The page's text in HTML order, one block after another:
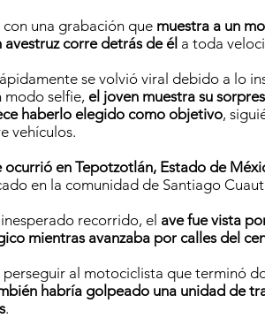
una grabación que muestra a un
avestruz corre detrás de él a toda
se volvió viral debido a lo
modo selfie, el joven muestra su
haberlo elegido como objetivo,
vehículos.
ocurrió en Tepotzotlán, Estado de
en la comunidad de Santiago
recorrido, el ave fue vista
mientras avanzaba por calles del
perseguir al motociclista que terminó
habría golpeado una unidad de
.